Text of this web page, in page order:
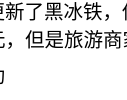
了黑冰铁
，但是旅游